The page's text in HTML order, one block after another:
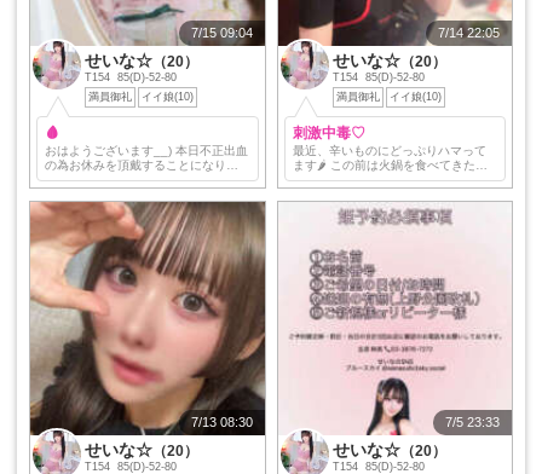
7/15 09:04
せいな☆ （20）
T154 85(D)-52-80
満員御礼
イイ娘(10)
🩸
おはようございます__) 本日不正出血
の為お休みを頂戴することになりま
した。 大変心苦しいのですが、10
したいのでこのような判断をさせて
いただきました…
7/14 22:05
せいな☆（20）
T154 85(D)-52-80
満員御礼
イイ娘(10)
刺激中毒♡
最近、辛いものにどっぷりハマって
ます🌶️ この前は火鍋を食べてきたん
だけど、汗をかきながら「もっと辛
ました！🥺 お酒も大好きだから、キ
ンキンに冷えたお酒…
7/13 08:30
せいな☆ （20）
T154 85(D)-52-80
7/5 23:33
せいな☆（20）
T154 85(D)-52-80